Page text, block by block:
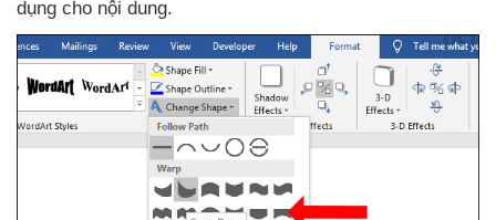
dụng cho nội dung.